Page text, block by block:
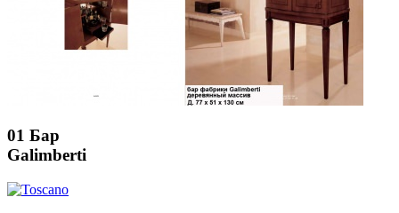
01 Бар
Galimberti